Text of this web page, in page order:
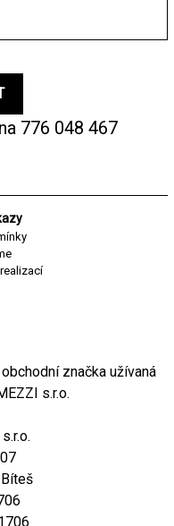
776 048 467
značka užívaná
s.r.o.